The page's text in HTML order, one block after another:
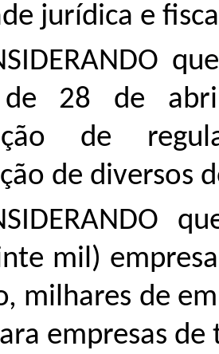
jurídica e
28 de
de
de diversos
mil)
milhares de
empresas